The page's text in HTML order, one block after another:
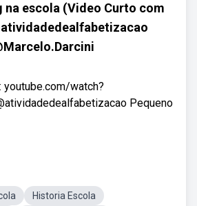
na escola (Video Curto com
youtube.com/watch?
Pequeno
Historia Escola